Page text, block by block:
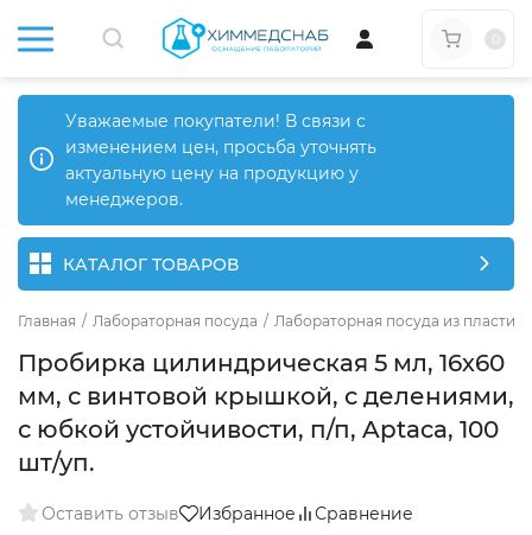
Уважаемые покупатели! В связи с
изменением цен, просьба уточнять
актуальную цену на продукцию у
менеджеров.
КАТАЛОГ ТОВАРОВ
Главная / Лабораторная посуда / Лабораторная посуда из пластика
Пробирка цилиндрическая 5 мл, 16х60
мм, с винтовой крышкой, с делениями,
с юбкой устойчивости, п/п, Aptaca, 100
шт/уп.
Оставить отзыв Избранное Сравнение